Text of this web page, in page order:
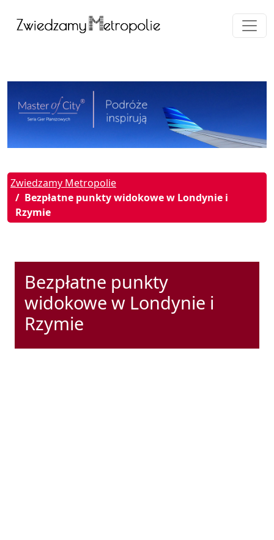
Zwiedzamy Metropolie
Bezpłatne punkty widokowe w Londynie i
Rzymie
Bezpłatne punkty
widokowe w Londynie i
Rzymie